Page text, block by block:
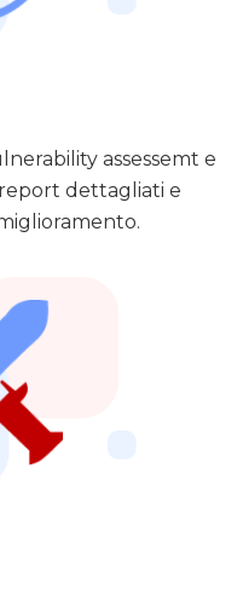
assessemt e
dettagliati e